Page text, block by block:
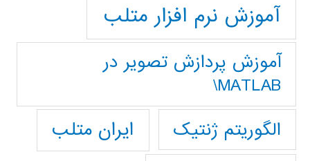
آموزش نرم افزار متلب
آموزش پردازش تصوير در
MATLAB\
الگوریتم ژنتیک
ایران متلب